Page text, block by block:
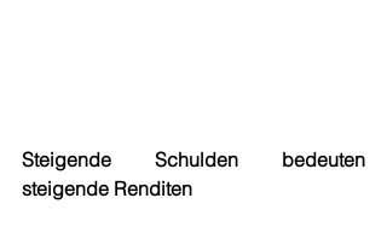
Steigende Schulden bedeuten
steigende Renditen